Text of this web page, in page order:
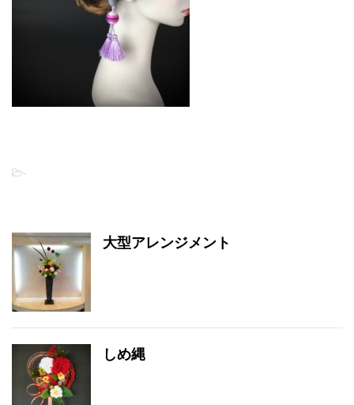
-
大型アレンジメント
しめ縄